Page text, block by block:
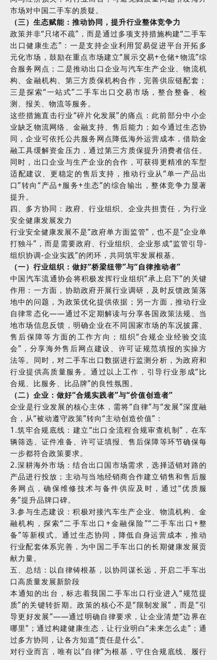
市场对中国二手车的质疑。
（三）生态赋能：推动协同，提升行业整体竞争力
政策并非“只堵不疏” ，而是通过多项支持措施构建“二手车
出口健康生态” ：一是支持企业利用贸易促进平台开拓多
元化市场，鼓励在重点市场建立“展示交易+仓储+物流”综
合服务网点；二是推动出口企业与汽车生产企业、物流机
构、金融机构、第三方质保机构合作，完善供应链配套；
三是探索“一站式”二手车出口交易市场，整合整备、检
测、报关、物流等服务。
这些措施直击行业“碎片化发展”的痛点：此前部分中小企
业缺乏物流网络、金融支持、售后能力；如今通过生态协
同，企业可依托公共服务网点降低海外运营成本，借助金
融工具缓解资金压力，通过第三方质保提升消费者信任。
同时，出口企业与生产企业的合作，可获得更精准的车型
适配建议、更稳定的售后支持，推动行业从“单一产品出
口”转向“产品+服务+生态”的综合输出，整体竞争力显著
提升。
四、多方协同：政府、行业组织、企业共担责任，为行业
安全健康发展发力
行业安全健康发展不是“政府单方面监管” ，也不是“企业单
打独斗” ，而是需要政府、行业组织、企业形成“监管引导-
组织协调-企业实践”的闭环，共同筑牢发展根基。
（一）行业组织：做好“桥梁纽带”与“自律推动者”
中国汽车流通协会将积极发挥行业组织“承上启下”的关键
作用：一方面，协助政府开展行业调研，及时反馈政策落
地中的问题，为政策优化提供依据；另一方面，推动行业
自律常态化——通过不定期解读与分享各国政策法规、当
地市场信息反馈，明确企业在不同国家市场的车况披露、
售后保障等方面的工作方向；组织“合规企业经验交流
会” ，分享海外售后网点建设、许可证规范填报的实操方
法等。同时，对二手车出口数据进行监测分析，为政府和
行业提供高质量服务。通过以上工作，引导行业形成“比
合规、比服务、比品牌”的良性氛围。
（二）企业：做好“合规实践者”与“价值创造者”
企业是行业发展的核心主体，需将“自律”与“发展”深度融
合，从“被动遵守政策”转向“主动创造价值” ：
1.筑牢合规底线：建立“出口全流程合规审查机制” ，在车
辆筛选、证件准备、许可证填报、售后保障等环节确保每
一步都符合政策要求。
2.深耕海外市场：结合出口国市场需求，选择适销对路的
产品进行投放；主动与当地经销商合作建立销售和售后服
务网点，确保维修技术与备件供应及时，通过“优质服
务”提升品牌口碑。
3.参与生态建设：积极对接汽车生产企业、物流机构、金
融机构，探索“二手车出口 +金融保险”“二手车出口+整
备”等新模式。通过生态协同，降低自身运营成本，推动
行业配套体系完善，为中国二手车出口的长期健康发展贡
献力量。
五、总结：以自律铸根基，以协同谋长远，开启二手车出
口高质量发展新阶段
本通知的出台，标志着我国二手车出口行业进入“规范提
质”的关键转折期。政策的核心不是“限制发展” ，而是“引
导更好发展”——通过明确自律要求，让企业清楚“边界在
哪里” ；通过构建健康生态，让行业明白“未来怎么走” ；通
过多方协同，让各方知道“责任是什么”。
对行业而言，唯有以“自律”为根基，守住合规底线、履行